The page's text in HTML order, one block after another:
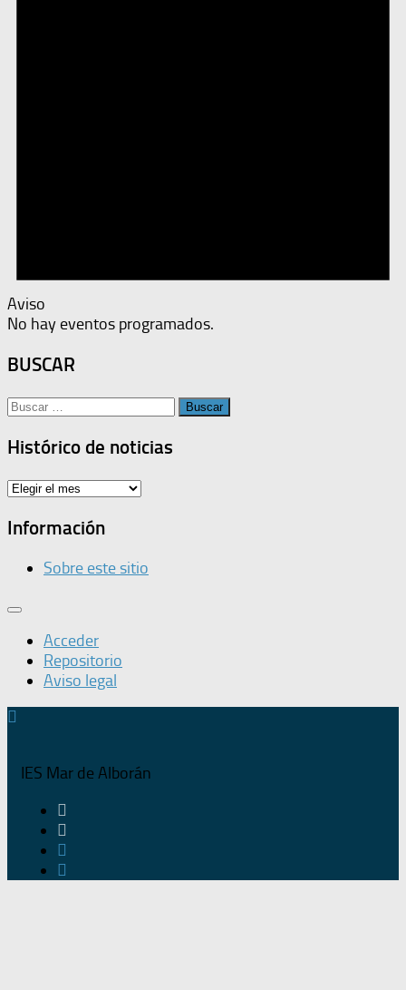
Aviso
No hay eventos programados.
BUSCAR
Buscar:
Histórico de noticias
Histórico
noticias
Información
Sobre este sitio
Acceder
Repositorio
Aviso legal
IES Mar de Alborán